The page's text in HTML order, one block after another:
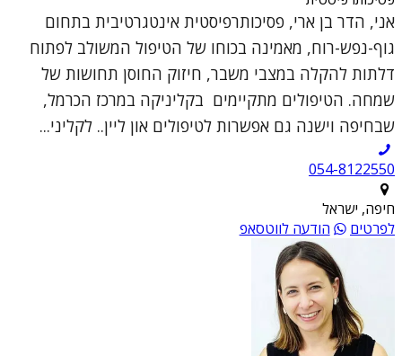
אני, הדר בן ארי, פסיכותרפיסטית אינטגרטיבית בתחום
גוף-נפש-רוח, מאמינה בכוחו של הטיפול המשולב לפתוח
דלתות להקלה במצבי משבר, חיזוק החוסן תחושות של
שמחה. הטיפולים מתקיימים בקליניקה במרכז הכרמל,
שבחיפה וישנה גם אפשרות לטיפולים און ליין.. לקליני...
054-8122550
חיפה, ישראל
לפרטים
הודעה לווטסאפ